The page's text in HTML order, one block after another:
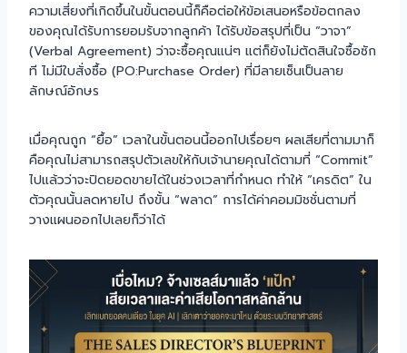
ความเสี่ยงที่เกิดขึ้นในขั้นตอนนี้ก็คือต่อให้ข้อเสนอหรือข้อตกลง
ของคุณได้รับการยอมรับจากลูกค้า ได้รับข้อสรุปที่เป็น “วาจา”
(Verbal Agreement) ว่าจะซื้อคุณแน่ๆ แต่ก็ยังไม่ตัดสินใจซื้อซัก
ที ไม่มีใบสั่งซื้อ (PO:Purchase Order) ที่มีลายเซ็นเป็นลาย
ลักษณ์อักษร
เมื่อคุณถูก “ยื้อ” เวลาในขั้นตอนนี้ออกไปเรื่อยๆ ผลเสียที่ตามมาก็
คือคุณไม่สามารถสรุปตัวเลขให้กับเจ้านายคุณได้ตามที่ “Commit”
ไปแล้วว่าจะปิดยอดขายได้ในช่วงเวลาที่กำหนด ทำให้ “เครดิต” ใน
ตัวคุณนั้นลดหายไป ถึงขั้น “พลาด” การได้ค่าคอมมิชชั่นตามที่
วางแผนออกไปเลยก็ว่าได้